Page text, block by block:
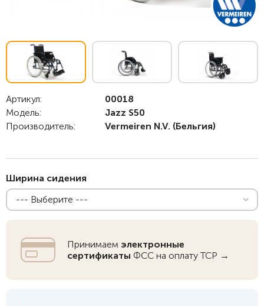
Артикул:
00018
Модель:
Jazz S50
Производитель:
Vermeiren N.V. (Бельгия)
Ширина сидения
--- Выберите ---
Принимаем электронные
сертификаты ФСС на оплату ТСР →